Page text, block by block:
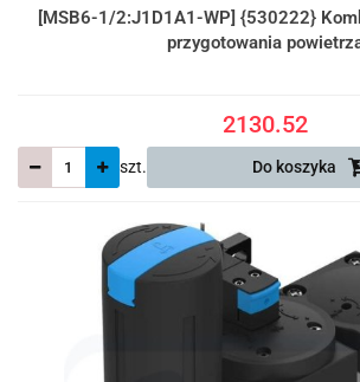
[MSB6-1/2:J1D1A1-WP] {530222}
przygotowania
2130.52
szt. Do koszyka